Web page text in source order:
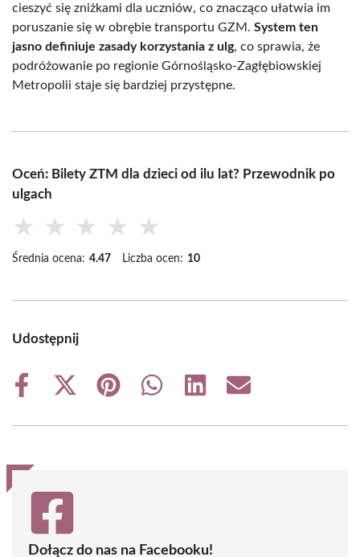
cieszyć się zniżkami dla uczniów, co znacząco ułatwia im
poruszanie się w obrębie transportu GZM. System ten
jasno definiuje zasady korzystania z ulg, co sprawia, że
podróżowanie po regionie Górnośląsko-Zagłębiowskiej
Metropolii staje się bardziej przystępne.
Oceń: Bilety ZTM dla dzieci od ilu lat? Przewodnik po
ulgach
★ ★ ★ ★ ★
Średnia ocena: 4.47 Liczba ocen: 10
Udostępnij
Share
Share
(Twitter)
Share
Share
Share
Share
Dołącz do nas na Facebooku!